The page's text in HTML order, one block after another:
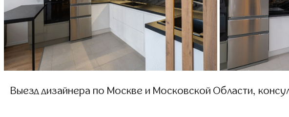
Выезд дизайнера по Москве и Московской Области,